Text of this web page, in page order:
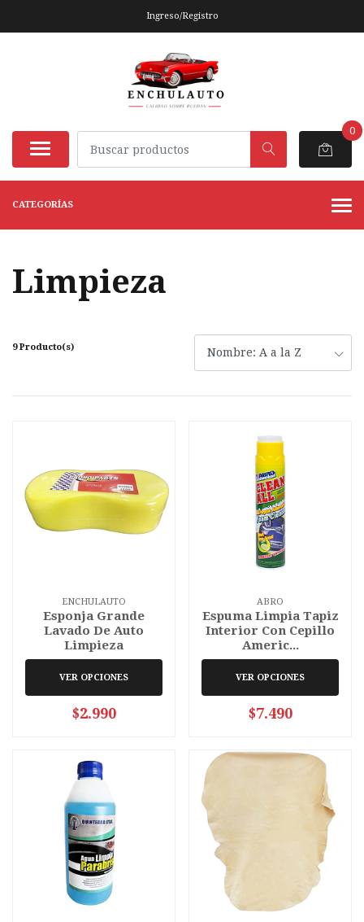
Ingreso/Registro
0
CATEGORÍAS
Limpieza
9 Producto(s)
ENCHULAUTO
Esponja Grande
Lavado De Auto
Limpieza
VER OPCIONES
$2.990
ABRO
Espuma Limpia Tapiz
Interior Con Cepillo
Americ...
VER OPCIONES
$7.490